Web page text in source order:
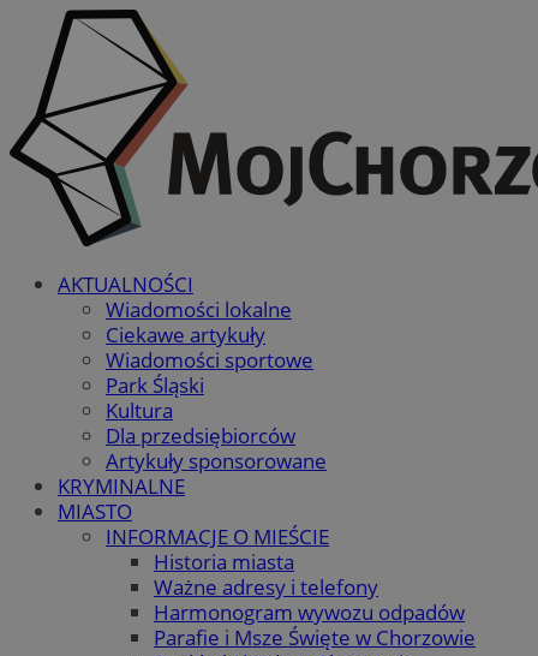
AKTUALNOŚCI
Wiadomości lokalne
Ciekawe artykuły
Wiadomości sportowe
Park Śląski
Kultura
Dla przedsiębiorców
Artykuły sponsorowane
KRYMINALNE
MIASTO
INFORMACJE O MIEŚCIE
Historia miasta
Ważne adresy i telefony
Harmonogram wywozu odpadów
Parafie i Msze Święte w Chorzowie